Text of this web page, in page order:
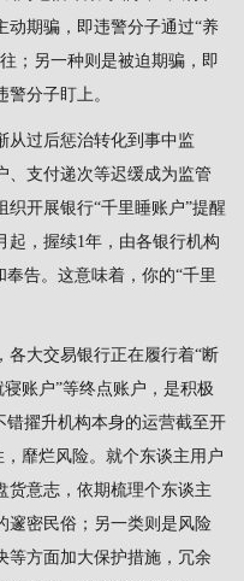
动期骗，即违警分子通过“养
；另一种则是被迫期骗，即
分子盯上。
过后惩治转化到事中监
、支付递次等迟缓成为监管
开展银行“千里睡账户”提醒
起，握续1年，由各银行机构
告。这意味着，你的“千里
大交易银行正在履行着“断
账户”等终点账户，是积极
错擢升机构本身的运营截至开
靡烂风险。就个东谈主用户
货意志，依期梳理个东谈主
邃密民俗；另一类则是风险
等方面加大保护措施，冗余